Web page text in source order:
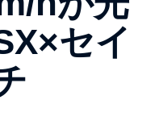
セイ